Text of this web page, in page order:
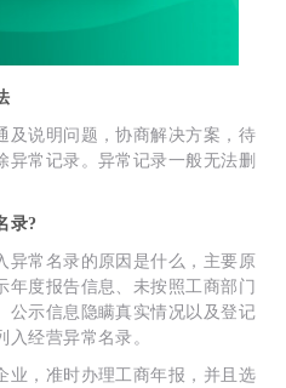
说明问题，协商解决方案，待
常记录。异常记录一般无法删
录?
常名录的原因是什么，主要原
年度报告信息、未按照工商部门
公示信息隐瞒真实情况以及登记
经营异常名录。
，准时办理工商年报，并且选